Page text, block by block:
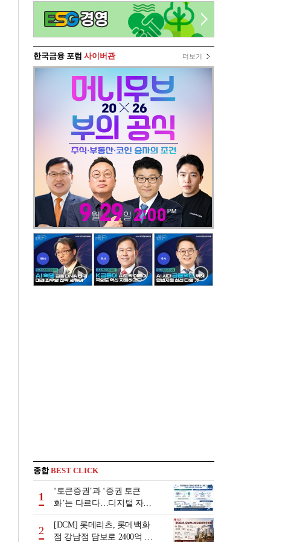
한국금융 포럼 사이버관 더보기
종합BEST CLICK
1
‘토큰증권’과 ‘증권 토큰
화’는 다르다…디지털 자본
2
[DCM] 롯데리츠, 롯데백화
점 강남점 담보로 2400억 조